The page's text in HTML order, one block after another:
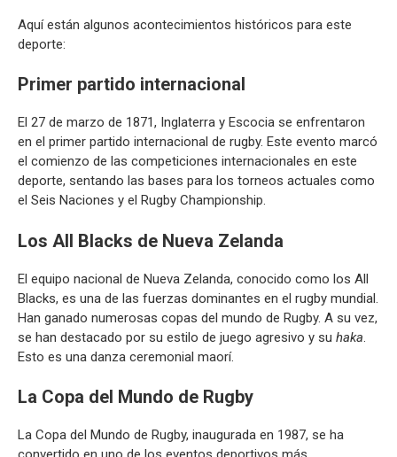
Aquí están algunos acontecimientos históricos para este
deporte:
Primer partido internacional
El 27 de marzo de 1871, Inglaterra y Escocia se enfrentaron
en el primer partido internacional de rugby. Este evento marcó
el comienzo de las competiciones internacionales en este
deporte, sentando las bases para los torneos actuales como
el Seis Naciones y el Rugby Championship.
Los All Blacks de Nueva Zelanda
El equipo nacional de Nueva Zelanda, conocido como los All
Blacks, es una de las fuerzas dominantes en el rugby mundial.
Han ganado numerosas copas del mundo de Rugby. A su vez,
se han destacado por su estilo de juego agresivo y su haka
Esto es una danza ceremonial maorí.
La Copa del Mundo de Rugby
La Copa del Mundo de Rugby, inaugurada en 1987, se ha